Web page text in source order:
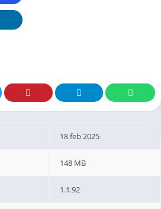
18 feb 2025
148 MB
1.1.92